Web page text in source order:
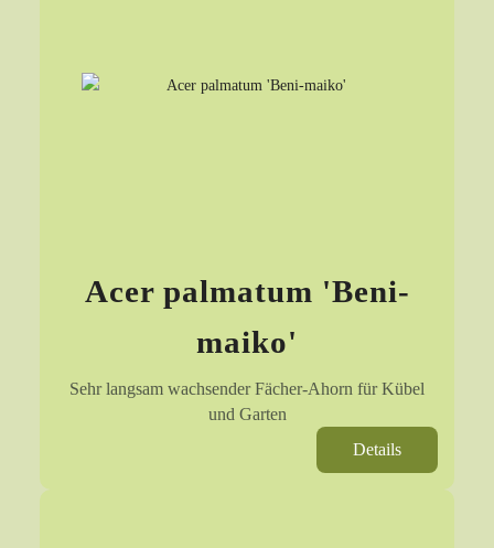
Acer palmatum 'Beni-
maiko'
Sehr langsam wachsender Fächer-Ahorn für Kübel
und Garten
Details